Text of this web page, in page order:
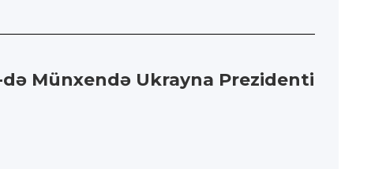
Münxendə Ukrayna Prezidenti